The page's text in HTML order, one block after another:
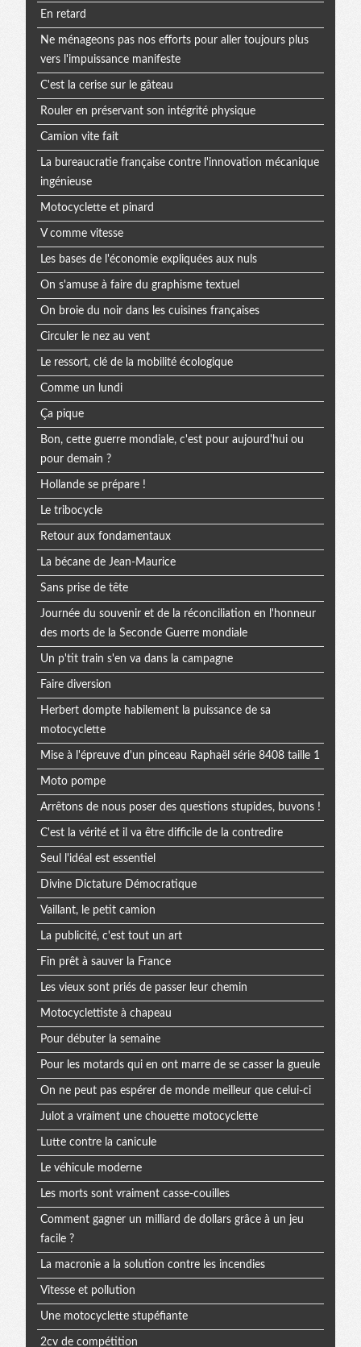
En retard
Ne ménageons pas nos efforts pour aller toujours plus
vers l'impuissance manifeste
C'est la cerise sur le gâteau
Rouler en préservant son intégrité physique
Camion vite fait
La bureaucratie française contre l'innovation mécanique
ingénieuse
Motocyclette et pinard
V comme vitesse
Les bases de l'économie expliquées aux nuls
On s'amuse à faire du graphisme textuel
On broie du noir dans les cuisines françaises
Circuler le nez au vent
Le ressort, clé de la mobilité écologique
Comme un lundi
Ça pique
Bon, cette guerre mondiale, c'est pour aujourd'hui ou
pour demain ?
Hollande se prépare !
Le tribocycle
Retour aux fondamentaux
La bécane de Jean-Maurice
Sans prise de tête
Journée du souvenir et de la réconciliation en l'honneur
des morts de la Seconde Guerre mondiale
Un p'tit train s'en va dans la campagne
Faire diversion
Herbert dompte habilement la puissance de sa
motocyclette
Mise à l'épreuve d'un pinceau Raphaël série 8408 taille 1
Moto pompe
Arrêtons de nous poser des questions stupides, buvons !
C'est la vérité et il va être difficile de la contredire
Seul l'idéal est essentiel
Divine Dictature Démocratique
Vaillant, le petit camion
La publicité, c'est tout un art
Fin prêt à sauver la France
Les vieux sont priés de passer leur chemin
Motocyclettiste à chapeau
Pour débuter la semaine
Pour les motards qui en ont marre de se casser la gueule
On ne peut pas espérer de monde meilleur que celui-ci
Julot a vraiment une chouette motocyclette
Lutte contre la canicule
Le véhicule moderne
Les morts sont vraiment casse-couilles
Comment gagner un milliard de dollars grâce à un jeu
facile ?
La macronie a la solution contre les incendies
Vitesse et pollution
Une motocyclette stupéfiante
2cv de compétition